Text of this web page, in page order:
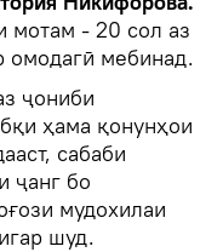
мотам - 20 сол аз
омодагӣ мебинад.
ҷониби
ҳама қонунҳои
сабаби
ҷанг бо
мудохилаи
шуд.